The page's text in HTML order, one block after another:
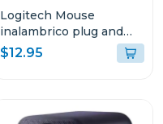
Logitech Mouse
inalambrico plug and
play negro m170
$12.95